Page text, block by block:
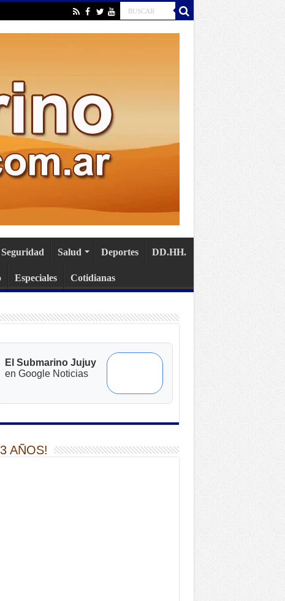
Seguridad Salud Deportes DD.HH.
Especiales Cotidianas
El Submarino Jujuy
en Google Noticias
AÑOS!